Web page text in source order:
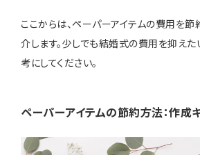
ここからは、ペーパーアイテムの費用を
介します。少しでも結婚式の費用を抑え
考にしてください。
ペーパーアイテムの節約方法：作成